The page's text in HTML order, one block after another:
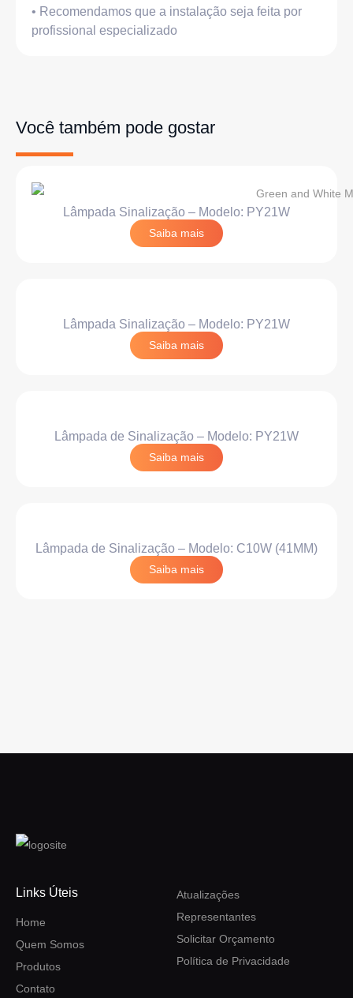
• Recomendamos que a instalação seja feita por
profissional especializado
Você também pode gostar
Lâmpada Sinalização – Modelo: PY21W
Saiba mais
Lâmpada Sinalização – Modelo: PY21W
Saiba mais
Lâmpada de Sinalização – Modelo: PY21W
Saiba mais
Lâmpada de Sinalização – Modelo: C10W (41MM)
Saiba mais
Links Úteis
Home
Quem Somos
Produtos
Contato
Atualizações
Representantes
Solicitar Orçamento
Política de Privacidade